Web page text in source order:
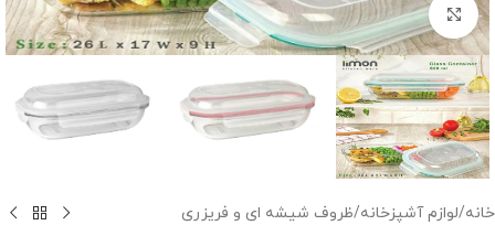
بزرگنمایی تصویر
خانه/لوازم آشپزخانه/ظروف شیشه ای و فریزری